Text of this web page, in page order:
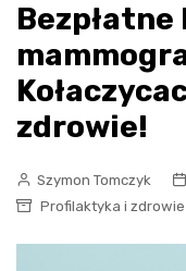
Bezpłatne
zdrowie!
Szymon Tomczyk
Profilaktyka i zdrowie